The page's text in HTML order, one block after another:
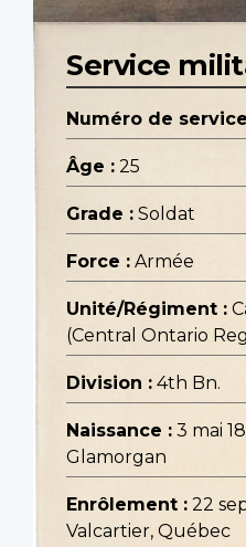
Service
Numéro de
Âge : 25
Grade : Soldat
Force : Armée
Unité/Régiment :
(Central Ontario
Division : 4th Bn.
Naissance : 3 mai
Glamorgan
Enrôlement : 22
Valcartier, Québec